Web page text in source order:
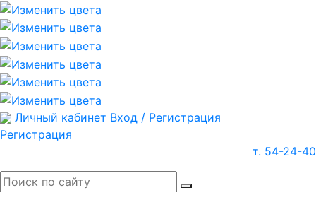
Личный кабинет Вход / Регистрация
Регистрация
т. 54-24-40